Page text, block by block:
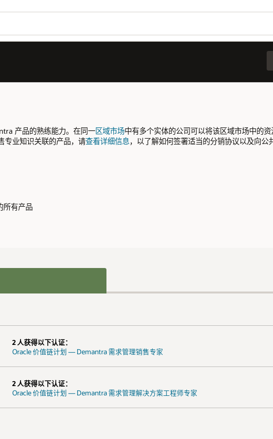
产品的熟练能力。在同一区域市场中有多个实体的公司可以将该区域市场中的资
专业知识关联的产品，请查看详细信息，以了解如何签署适当的分销协议以及向公
所有产品
2 人获得以下认证：
Oracle 价值链计划 — Demantra 需求管理销售专家
2 人获得以下认证：
Oracle 价值链计划 — Demantra 需求管理解决方案工程师专家